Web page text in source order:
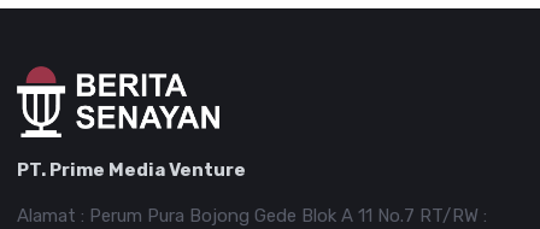
PT. Prime Media Venture
Alamat : Perum Pura Bojong Gede Blok A 11 No.7 RT/RW :